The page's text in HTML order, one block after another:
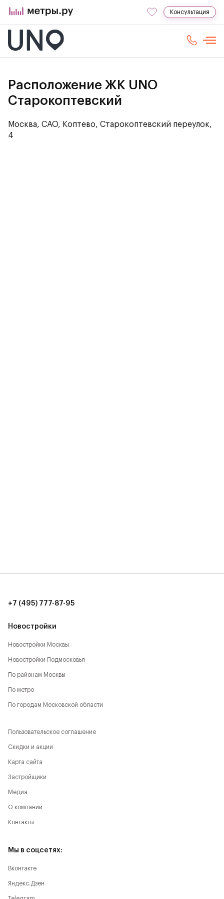
Консультация
Расположение ЖК UNO
Старокоптевский
Москва, САО, Коптево, Старокоптевский переулок,
4
Новостройки
Новостройки Москвы
Новостройки Подмосковья
По районам Москвы
По метро
По городам Московской области
+7 (495) 777-87-95
Пользовательское соглашение
Скидки и акции
Карта сайта
Застройщики
Медиа
О компании
Контакты
Мы в соцсетях:
Вконтакте
Яндекс.Дзен